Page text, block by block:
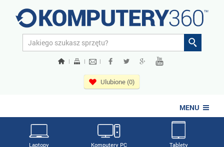
| | |
Ulubione (0)
MENU
Laptopy Komputery PC Tablety